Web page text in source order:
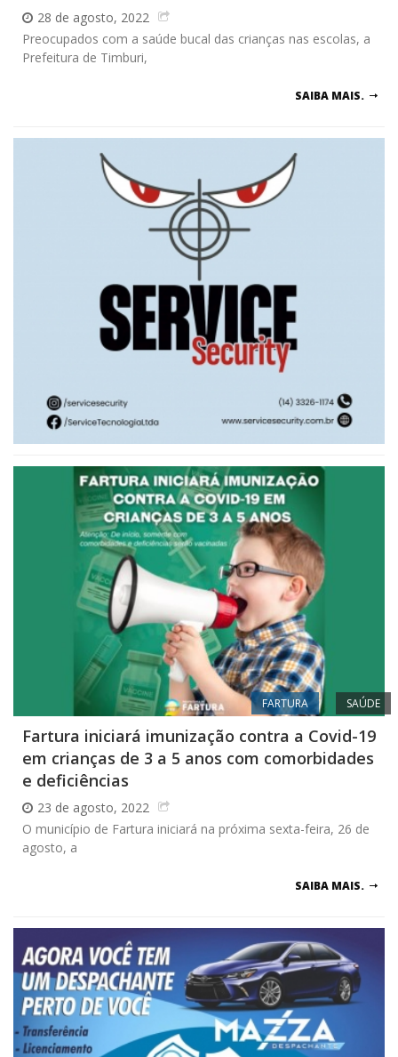
28 de agosto, 2022
Preocupados com a saúde bucal das crianças nas escolas, a
Prefeitura de Timburi,
SAIBA MAIS.
FARTURA SAÚDE
Fartura iniciará imunização contra a Covid-19
em crianças de 3 a 5 anos com comorbidades
e deficiências
23 de agosto, 2022
O município de Fartura iniciará na próxima sexta-feira, 26 de
agosto, a
SAIBA MAIS.